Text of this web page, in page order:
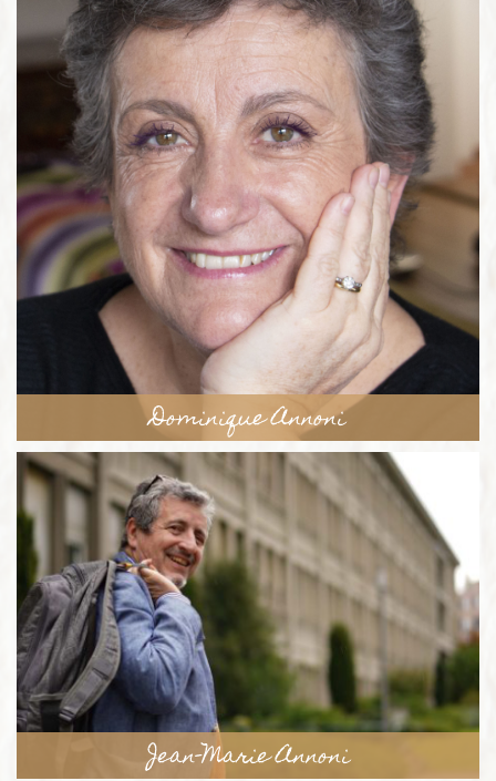
Dominique Annoni
Jean-Marie Annoni